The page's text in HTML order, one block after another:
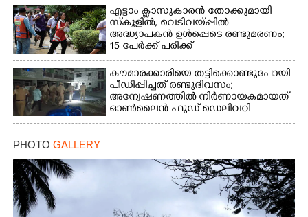
എട്ടാം ക്ളാസുകാരൻ തോക്കുമായി
സ്കൂളിൽ, വെടിവയ്പ്പിൽ
അദ്ധ്യാപകൻ ഉൾപ്പെടെ രണ്ടുമരണം;
15 പേർക്ക് പരിക്ക്
കൗമാരക്കാരിയെ തട്ടിക്കൊണ്ടുപോയി
പീഡിപ്പിച്ചത് രണ്ടുദിവസം;
അന്വേഷണത്തിൽ നിർണായകമായത്
ഓൺലൈൻ ഫുഡ് ഡെലിവറി
PHOTO GALLERY